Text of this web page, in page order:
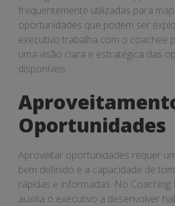
frequentemente utilizadas para
oportunidades que podem ser
executivo trabalha com o coachee
uma visão clara e estratégica das
disponíveis.
Oportunidades
Aproveitar oportunidades requer
bem definido e a capacidade de
rápidas e informadas. No Coaching
auxilia o executivo a desenvolver